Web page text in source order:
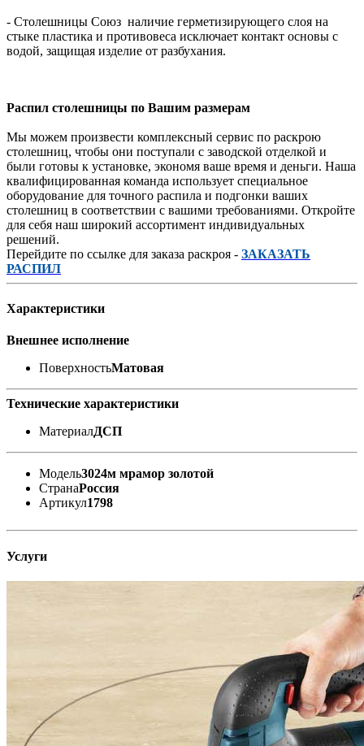
- Столешницы Союз наличие герметизирующего слоя на
стыке пластика и противовеса исключает контакт основы с
водой, защищая изделие от разбухания.
Распил столешницы по Вашим размерам
Мы можем произвести комплексный сервис по раскрою
столешниц, чтобы они поступали с заводской отделкой и
были готовы к установке, экономя ваше время и деньги. Наша
квалифицированная команда использует специальное
оборудование для точного распила и подгонки ваших
столешниц в соответствии с вашими требованиями. Откройте
для себя наш широкий ассортимент индивидуальных
решений.
Перейдите по ссылке для заказа раскроя - ЗАКАЗАТЬ
РАСПИЛ
Характеристики
Внешнее исполнение
ПоверхностьМатовая
Технические характеристики
МатериалДСП
Модель3024м мрамор золотой
СтранаРоссия
Артикул1798
Услуги